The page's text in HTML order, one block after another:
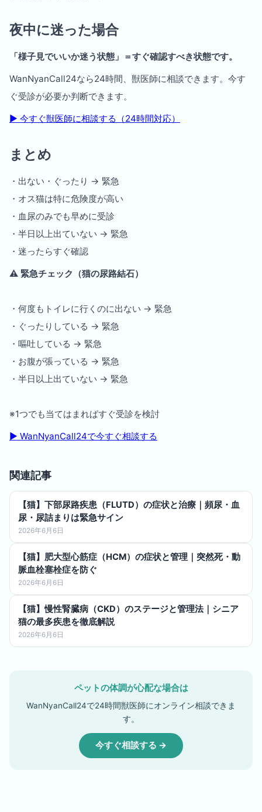
夜中に迷った場合
「様子見でいいか迷う状態」＝すぐ確認すべき状態です。
WanNyanCall24なら24時間、獣医師に相談できます。今す
ぐ受診が必要か判断できます。
▶︎ 今すぐ獣医師に相談する（24時間対応）
まとめ
・出ない・ぐったり → 緊急
・オス猫は特に危険度が高い
・血尿のみでも早めに受診
・半日以上出ていない → 緊急
・迷ったらすぐ確認
⚠️ 緊急チェック（猫の尿路結石）
・何度もトイレに行くのに出ない → 緊急
・ぐったりしている → 緊急
・嘔吐している → 緊急
・お腹が張っている → 緊急
・半日以上出ていない → 緊急
※1つでも当てはまればすぐ受診を検討
▶︎ WanNyanCall24で今すぐ相談する
関連記事
【猫】下部尿路疾患（FLUTD）の症状と治療｜頻尿・血
尿・尿詰まりは緊急サイン
2026年6月6日
【猫】肥大型心筋症（HCM）の症状と管理｜突然死・動
脈血栓塞栓症を防ぐ
2026年6月6日
【猫】慢性腎臓病（CKD）のステージと管理法｜シニア
猫の最多疾患を徹底解説
2026年6月6日
ペットの体調が心配な場合は
WanNyanCall24で24時間獣医師にオンライン相談できま
す。
今すぐ相談する →